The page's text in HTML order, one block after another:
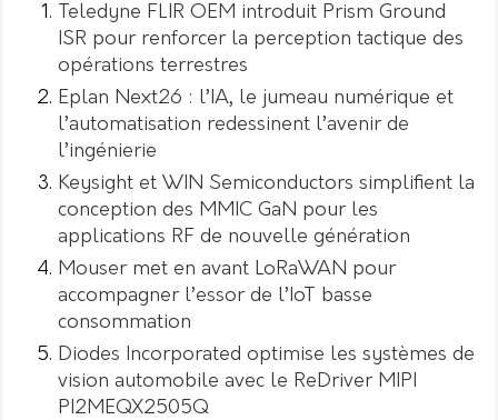
Teledyne FLIR OEM introduit Prism Ground
ISR pour renforcer la perception tactique des
opérations terrestres
Eplan Next26 : l’IA, le jumeau numérique et
l’automatisation redessinent l’avenir de
l’ingénierie
Keysight et WIN Semiconductors simplifient la
conception des MMIC GaN pour les
applications RF de nouvelle génération
Mouser met en avant LoRaWAN pour
accompagner l’essor de l’IoT basse
consommation
Diodes Incorporated optimise les systèmes de
vision automobile avec le ReDriver MIPI
PI2MEQX2505Q